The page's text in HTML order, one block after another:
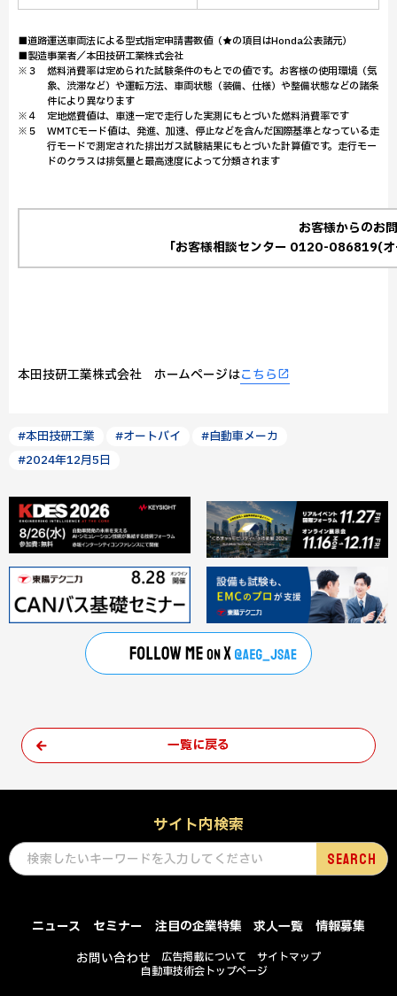
■道路運送車両法による型式指定申請書数値（★の項目はHonda公表諸元）
■製造事業者／本田技研工業株式会社
※３ 燃料消費率は定められた試験条件のもとでの値です。お客様の使用環境（気
象、渋滞など）や運転方法、車両状態（装備、仕様）や整備状態などの諸条
件により異なります
※４ 定地燃費値は、車速一定で走行した実測にもとづいた燃料消費率です
※５ WMTCモード値は、発進、加速、停止などを含んだ国際基準となっている走
行モードで測定された排出ガス試験結果にもとづいた計算値です。走行モー
ドのクラスは排気量と最高速度によって分類されます
お客様からのお
「お客様相談センター 0120-086819(
本田技研工業株式会社 ホームページはこちら
#本田技研工業 #オートバイ
#自動車メーカ
#2024年12月5日
一覧に戻る
サイト内検索
ニュース セミナー 注目の企業特集 求人一覧
情報募集
お問い合わせ
広告掲載について
サイトマップ
自動車技術会トップページ